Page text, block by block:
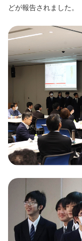
どが報告されました。